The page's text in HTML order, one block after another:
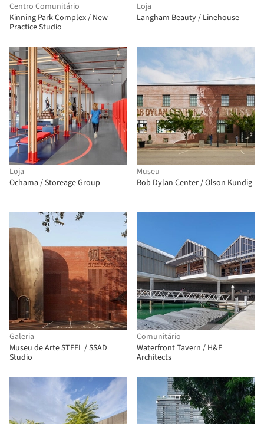
Centro Comunitário
Kinning Park Complex / New
Practice Studio
Loja
Langham Beauty / Linehouse
Loja
Ochama / Storeage Group
Museu
Bob Dylan Center / Olson Kundig
Galeria
Museu de Arte STEEL / SSAD
Studio
Comunitário
Waterfront Tavern / H&E
Architects